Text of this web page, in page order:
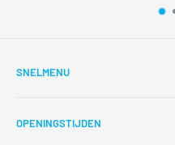
SNELMENU
Reparaties
OPENINGSTIJDEN